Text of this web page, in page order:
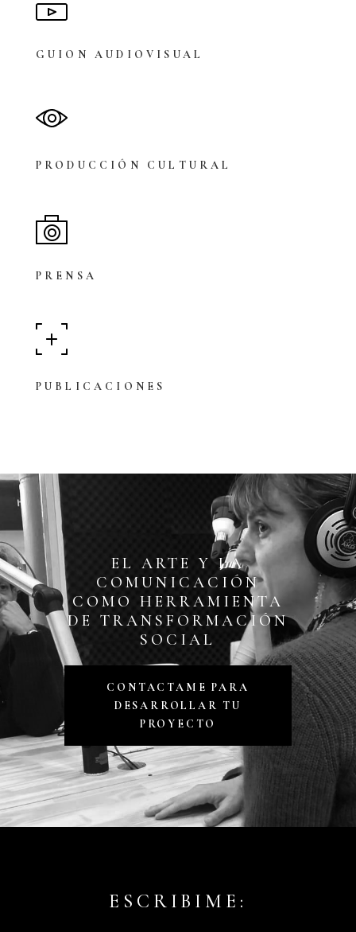
GUION AUDIOVISUAL
PRODUCCIÓN CULTURAL
PRENSA
PUBLICACIONES
EL ARTE Y LA
COMUNICACIÓN
COMO HERRAMIENTA
DE TRANSFORMACIÓN
SOCIAL
CONTACTAME PARA
DESARROLLAR TU
PROYECTO
ESCRIBIME: